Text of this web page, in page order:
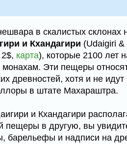
в скалистых склонах
и Кхандагири (Udaigiri
карта), которые 2100 лет
Эти пещеры
древностей, хотя и не идут
в штате Махараштра.
и Кхандагири
пещеры в другую, вы
барельефы и надписи на